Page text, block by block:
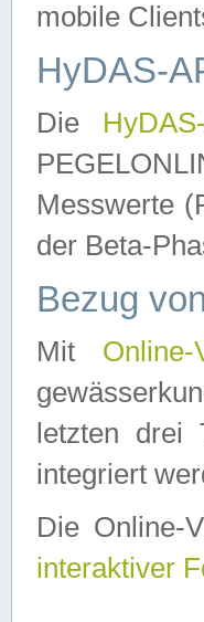
mobile
HyDAS-
Die
Messwerte
der Beta-
Bezug
Mit
letzten drei
integriert
Die Online-
interaktiver